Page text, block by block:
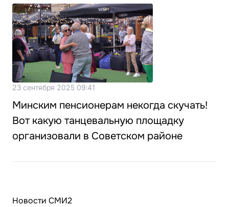
23 сентября 2025 09:41
Минским пенсионерам некогда скучать!
Вот какую танцевальную площадку
организовали в Советском районе
Новости СМИ2